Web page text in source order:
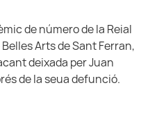
de número de la Reial
Arts de Sant Ferran,
deixada per Juan
de la seua defunció.